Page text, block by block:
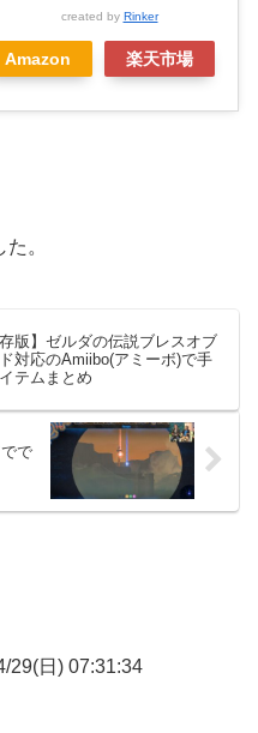
created by Rinker
Amazon 楽天市場
。
存版】ゼルダの伝説ブレスオブ
対応のAmiibo(アミーボ)で手
テムまとめ
で
29(日) 07:31:34